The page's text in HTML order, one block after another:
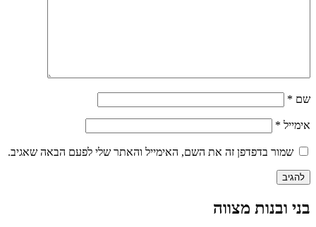
שם *
אימייל *
שמור בדפדפן זה את השם, האימייל והאתר שלי לפעם הבאה שאגיב.
בני ובנות מצווה